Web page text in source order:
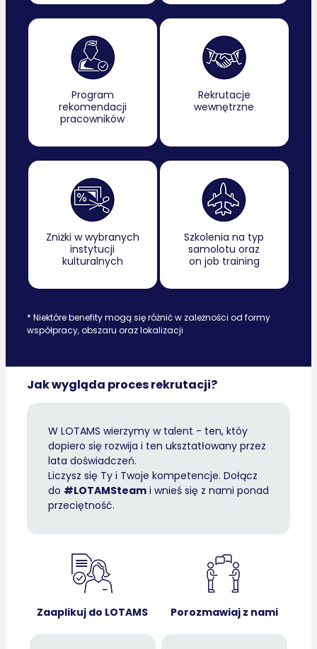
Program
rekomendacji
pracowników
Rekrutacje
wewnętrzne
Zniżki w wybranych
instytucji
kulturalnych
Szkolenia na typ
samolotu oraz
on job training
* Niektóre benefity mogą się różnić w zależności od formy
współpracy, obszaru oraz lokalizacji
Jak wygląda proces rekrutacji?
W LOTAMS wierzymy w talent - ten, któy
dopiero się rozwija i ten uksztatłowany przez
lata doświadczeń.
Liczysz się Ty i Twoje kompetencje. Dołącz
do #LOTAMSteam i wnieś się z nami ponad
przeciętność.
Zaaplikuj do LOTAMS Porozmawiaj z nami